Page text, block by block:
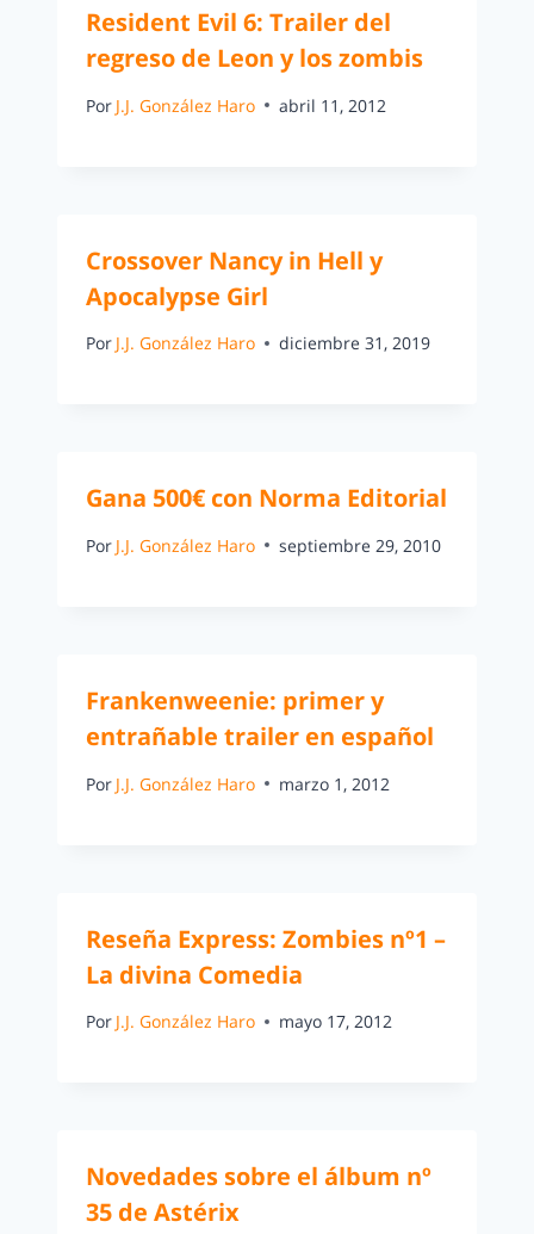
Resident Evil 6: Trailer del
regreso de Leon y los zombis
Por J.J. González Haro abril 11, 2012
Crossover Nancy in Hell y
Apocalypse Girl
Por J.J. González Haro diciembre 31, 2019
Gana 500€ con Norma Editorial
Por J.J. González Haro septiembre 29, 2010
Frankenweenie: primer y
entrañable trailer en español
Por J.J. González Haro marzo 1, 2012
Reseña Express: Zombies nº1 –
La divina Comedia
Por J.J. González Haro mayo 17, 2012
Novedades sobre el álbum nº
35 de Astérix